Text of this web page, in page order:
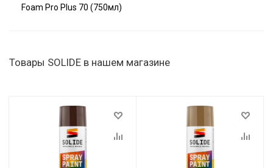
Foam Pro Plus 70 (750мл)
Товары SOLIDE в нашем магазине